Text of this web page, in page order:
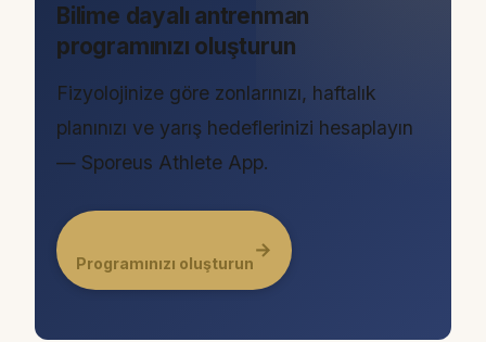
Bilime dayalı antrenman
programınızı oluşturun
Fizyolojinize göre zonlarınızı, haftalık
planınızı ve yarış hedeflerinizi hesaplayın
— Sporeus Athlete App.
Programınızı oluşturun
→